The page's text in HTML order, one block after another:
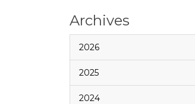
Archives
2026
2025
2024